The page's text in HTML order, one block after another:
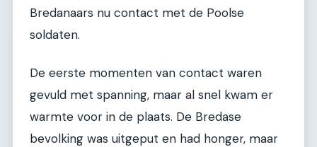
Bredanaars nu contact met de Poolse
soldaten.
De eerste momenten van contact waren
gevuld met spanning, maar al snel kwam er
warmte voor in de plaats. De Bredase
bevolking was uitgeput en had honger, maar